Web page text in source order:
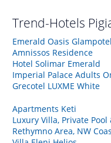
Trend-Hotels
Emerald Oasis Glampotel
Amnissos Residence
Hotel Solimar Emerald
Imperial Palace Adults
Grecotel LUXME White
Apartments Keti
Luxury Villa, Private
Rethymno Area, NW